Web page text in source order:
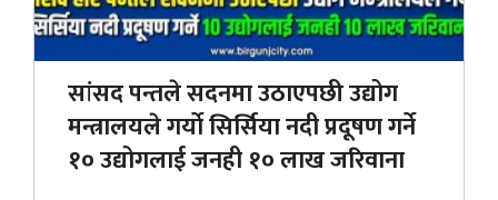
सांसद पन्तले सदनमा उठाएपछी उद्योग
मन्त्रालयले गर्याे सिर्सिया नदी प्रदूषण गर्ने
१० उद्योगलाई जनही १० लाख जरिवाना